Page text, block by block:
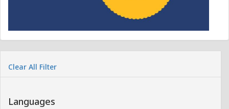
Clear All Filter
Languages